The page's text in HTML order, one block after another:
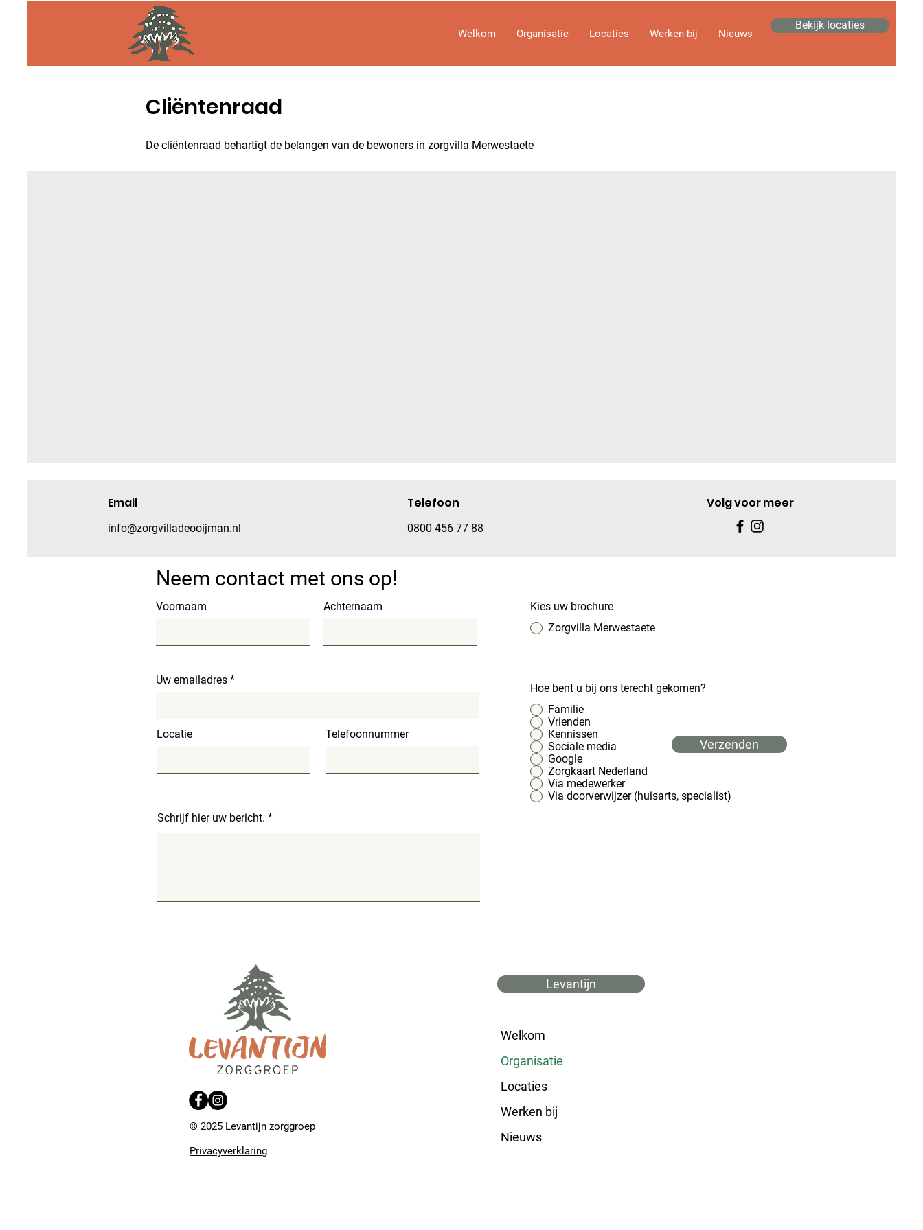
Welkom Organisatie Locaties Werken bij Nieuws
Bekijk locaties
Cliëntenraad
De cliëntenraad behartigt de belangen van de bewoners in zorgvilla Merwestaete
Email
info@zorgvilladeooijman.nl
Telefoon
0800 456 77 88
Volg voor meer
Neem contact met ons op!
Voornaam Achternaam
Kies uw brochure
Zorgvilla Merwestaete
Uw emailadres
Locatie Telefoonnummer
Schrijf hier uw bericht.
Hoe bent u bij ons terecht gekomen?
Familie
Vrienden
Kennissen
Sociale media
Google
Zorgkaart Nederland
Via medewerker
Via doorverwijzer (huisarts, specialist)
Verzenden
© 2025 Levantijn zorggroep
Privacyverklaring
Levantijn
Welkom
Organisatie
Locaties
Werken bij
Nieuws